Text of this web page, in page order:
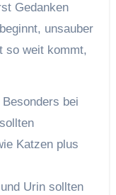
Gedanken
unsauber
so weit kommt,
Besonders bei
Katzen plus
Urin sollten